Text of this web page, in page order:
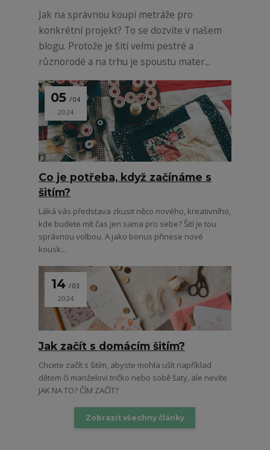
Jak na správnou koupi metráže pro
konkrétní projekt? To se dozvíte v našem
blogu. Protože je šití velmi pestré a
různorodé a na trhu je spoustu mater...
05 04
2024
Co je potřeba, když začínáme s
šitím?
Láká vás představa zkusit něco nového, kreativního,
kde budete mít čas jen sama pro sebe? Šití je tou
správnou volbou. A jako bonus přinese nové
kousk...
14 03
2024
Jak začít s domácím šitím?
Chcete začít s šitím, abyste mohla ušít například
dětem či manželovi tričko nebo sobě šaty, ale nevíte
JAK NA TO? ČÍM ZAČÍT?
Zobrazit všechny články